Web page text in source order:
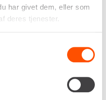
har givet dem, eller som
deres tjenester.
2,5 t
1.200 mm